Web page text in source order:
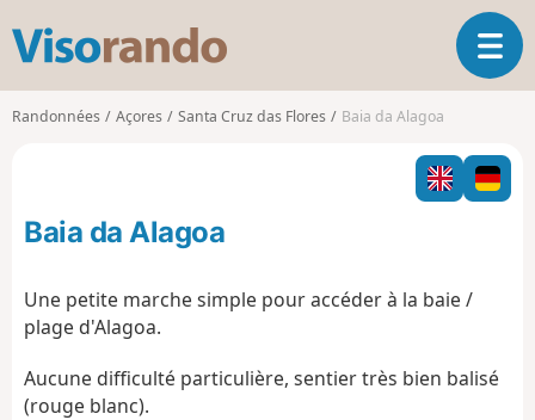
s
o
O
u
i
r
l
a
Randonnées Açores Santa Cruz das Flores Baia da Alagoa
Baia da Alagoa
Une petite marche simple pour accéder à la baie /
plage d'Alagoa.
Aucune difficulté particulière, sentier très bien balisé
(rouge blanc).